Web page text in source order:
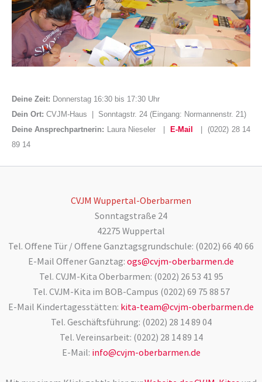
Deine Zeit: Donnerstag 16:30 bis 17:30 Uhr
Dein Ort: CVJM-Haus | Sonntagstr. 24 (Eingang: Normannenstr. 21)
Deine Ansprechpartnerin:
Laura Nieseler E-Mail
| (0202) 28 14
89 14
CVJM Wuppertal-Oberbarmen
Sonntagstraße 24
42275 Wuppertal
Tel. Offene Tür / Offene Ganztagsgrundschule: (0202) 66 40 66
E-Mail Offener Ganztag: ogs@cvjm-oberbarmen.de
Tel. CVJM-Kita Oberbarmen: (0202) 26 53 41 95
Tel. CVJM-Kita im BOB-Campus (0202) 69 75 88 57
E-Mail Kindertagesstätten: kita-team@cvjm-oberbarmen.de
Tel. Geschäftsführung: (0202) 28 14 89 04
Tel. Vereinsarbeit: (0202) 28 14 89 14
E-Mail: info@cvjm-oberbarmen.de